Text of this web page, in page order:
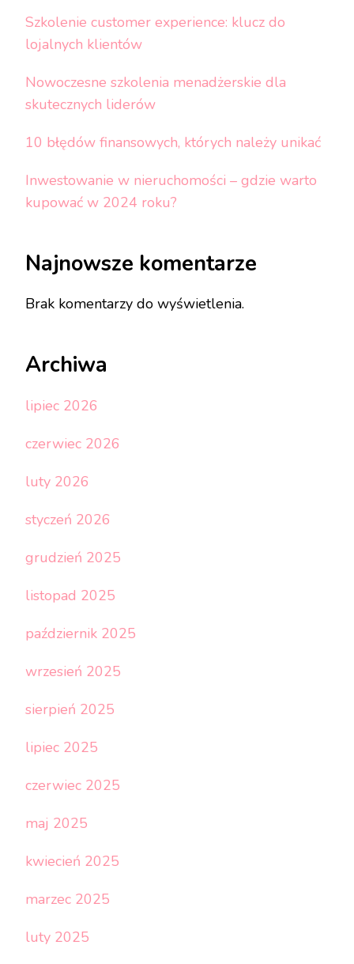
Szkolenie customer experience: klucz do
lojalnych klientów
Nowoczesne szkolenia menadżerskie dla
skutecznych liderów
10 błędów finansowych, których należy unikać
Inwestowanie w nieruchomości – gdzie warto
kupować w 2024 roku?
Najnowsze komentarze
Brak komentarzy do wyświetlenia.
Archiwa
lipiec 2026
czerwiec 2026
luty 2026
styczeń 2026
grudzień 2025
listopad 2025
październik 2025
wrzesień 2025
sierpień 2025
lipiec 2025
czerwiec 2025
maj 2025
kwiecień 2025
marzec 2025
luty 2025